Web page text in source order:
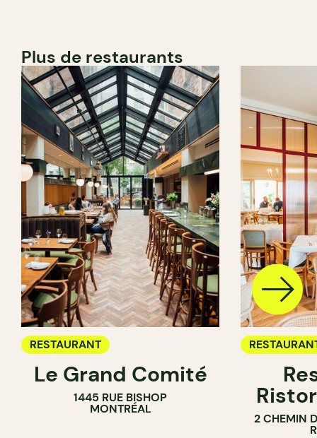
Plus de restaurants
RESTAURANT
Le Grand Comité
1445 RUE BISHOP
MONTRÉAL
2 CHEMIN